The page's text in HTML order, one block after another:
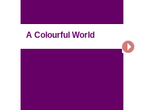
A Colourful World